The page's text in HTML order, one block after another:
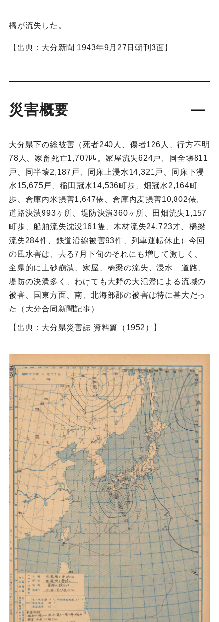
橋が流失した。
【出典：大分新聞 1943年9月27日朝刊3面】
災害概要
大分県下の総被害（死者240人、傷者126人、行方不明
78人、家畜死亡1,707匹。家屋流失624戸、同全壊811
戸、同半壊2,187戸、同床上浸水14,321戸、同床下浸
水15,675戸、稲田冠水14,536町歩、畑冠水2,164町
歩、倉庫内米損害1,647俵、倉庫内麦損害10,802俵、
道路決潰993ヶ所、堤防決潰360ヶ所、田畑流失1,157
町歩、船舶流失沈没161隻、木材流失24,723才、橋梁
流失284件、鉄道沿線被害93件、列車運転休止）今回
の風水害は、去る7月下旬のそれにも増して激しく、
全県的に土砂崩潰、家屋、橋梁の流失、浸水、道路、
堤防の決潰多く、わけても大野の大氾濫による流域の
被害、国東方面、南、北海部郡の被害は特に甚大だっ
た（大分合同新聞記事）
【出典：大分県災害誌 資料篇（1952）】